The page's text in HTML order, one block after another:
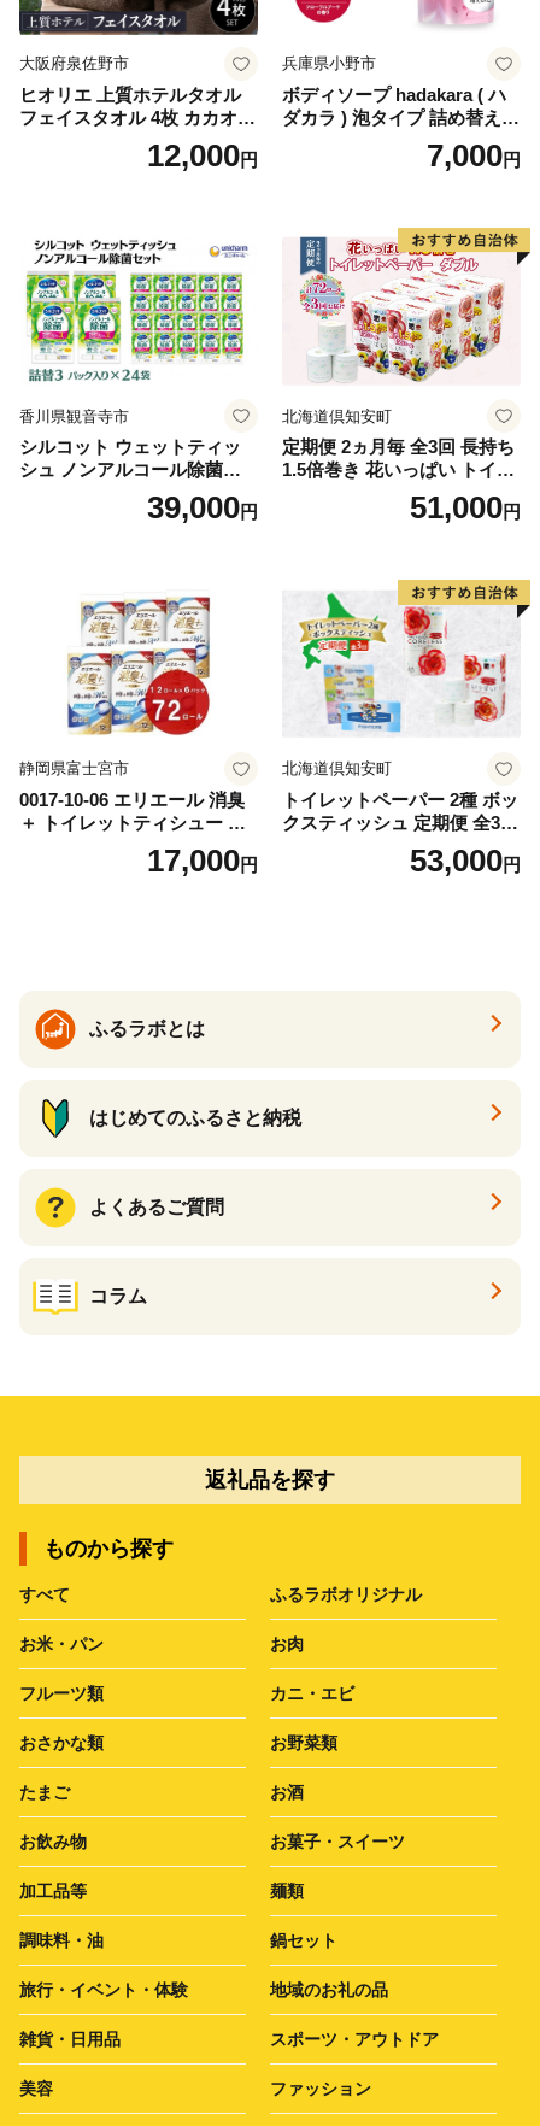
大阪府泉佐野市
ヒオリエ 上質ホテルタオル
フェイスタオル 4枚 カカオ
【タオル 泉州タオル 吸水 普
段使い 無地 シンプル 日用品
12,000円
兵庫県小野市
ボディソープ hadakara ( ハ
ダカラ ) 泡タイプ 詰め替え 4
40ml×4袋 ボディーソープ 泡
ボディソープ 泡 日用品 消耗
泡石鹸 石鹸 兵庫 兵庫県 小野
7,000円
香川県観音寺市
シルコット ウェットティッ
シュ ノンアルコール除菌詰
替（43枚×3P）×24袋 日用品
おもちゃ 拭き取り 手拭き 外
39,000円
北海道倶知安町
定期便 2ヵ月毎 全3回 長持ち
1.5倍巻き 花いっぱい トイレ
ットペーパー ダブル 45ｍ 計
72ロール 全18種 花柄 プリン
ー 消耗品 備蓄 送料無料 北海
道 倶知安町 日用品
51,000円
静岡県富士宮市
0017-10-06 エリエール 消臭
＋ トイレットティシュー し
っかり香るフレッシュクリア
の香り ダブル 12ロール×6パ
17,000円
北海道倶知安町
トイレットペーパー 2種 ボッ
クスティッシュ 定期便 全3
回 日本製 まとめ買い 防災
常備品 日用雑貨 消耗品 生活
53,000円
ふるラボとは
はじめてのふるさと納税
よくあるご質問
コラム
返礼品を探す
ものから探す
すべて ふるラボオリジナル
お米・パン お肉
フルーツ類 カニ・エビ
おさかな類 お野菜類
たまご お酒
お飲み物 お菓子・スイーツ
加工品等 麺類
調味料・油 鍋セット
旅行・イベント・体験 地域のお礼の品
雑貨・日用品 スポーツ・アウトドア
美容 ファッション